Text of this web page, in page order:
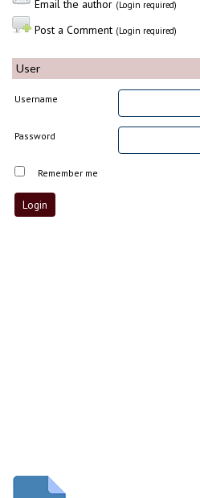
Email the author (Login required)
Post a Comment (Login required)
User
Username
Password
Remember me